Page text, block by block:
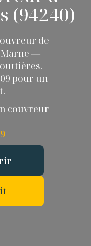
(94240)
de
Marne —
pour un
couvreur